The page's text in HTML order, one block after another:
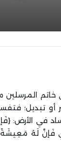
خاتم
فتفسد
في
وَمَنْ أَعْرَضَ عَن ذِكْرِي